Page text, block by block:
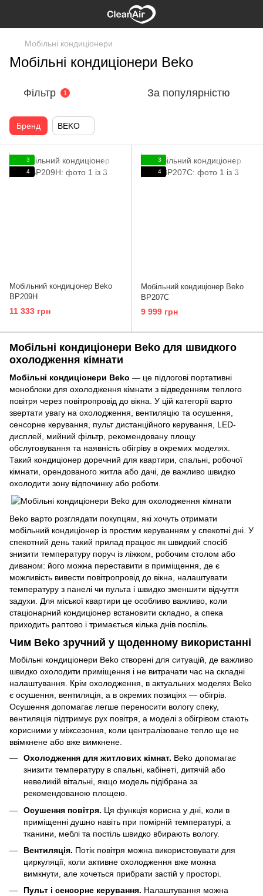
Мобільні кондиціонери
Мобільні кондиціонери Beko
Фільтр 1 За популярністю
Бренд BEKO
3
4
Мобільний кондиціонер Beko
BP209H
11 333 грн
3
4
Мобільний кондиціонер Beko
BP207C
9 999 грн
Мобільні кондиціонери Beko для швидкого
охолодження кімнати
Мобільні кондиціонери Beko — це підлогові портативні
моноблоки для охолодження кімнати з відведенням теплого
повітря через повітропровід до вікна. У цій категорії варто
звертати увагу на охолодження, вентиляцію та осушення,
сенсорне керування, пульт дистанційного керування, LED-
дисплей, мийний фільтр, рекомендовану площу
обслуговування та наявність обігріву в окремих моделях.
Такий кондиціонер доречний для квартири, спальні, робочої
кімнати, орендованого житла або дачі, де важливо швидко
охолодити зону відпочинку або роботи.
Beko варто розглядати покупцям, які хочуть отримати
мобільний кондиціонер із простим керуванням у спекотні дні. У
спекотний день такий прилад працює як швидкий спосіб
знизити температуру поруч із ліжком, робочим столом або
диваном: його можна переставити в приміщення, де є
можливість вивести повітропровід до вікна, налаштувати
температуру з панелі чи пульта і швидко зменшити відчуття
задухи. Для міської квартири це особливо важливо, коли
стаціонарний кондиціонер встановити складно, а спека
приходить раптово і тримається кілька днів поспіль.
Чим Beko зручний у щоденному використанні
Мобільні кондиціонери Beko створені для ситуацій, де важливо
швидко охолодити приміщення і не витрачати час на складні
налаштування. Крім охолодження, в актуальних моделях Beko
є осушення, вентиляція, а в окремих позиціях — обігрів.
Осушення допомагає легше переносити вологу спеку,
вентиляція підтримує рух повітря, а моделі з обігрівом стають
корисними у міжсезоння, коли централізоване тепло ще не
ввімкнене або вже вимкнене.
Охолодження для житлових кімнат. Beko допомагає
знизити температуру в спальні, кабінеті, дитячій або
невеликій вітальні, якщо модель підібрана за
рекомендованою площею.
Осушення повітря. Ця функція корисна у дні, коли в
приміщенні душно навіть при помірній температурі, а
тканини, меблі та постіль швидко вбирають вологу.
Вентиляція. Потік повітря можна використовувати для
циркуляції, коли активне охолодження вже можна
вимкнути, але хочеться прибрати застій у просторі.
Пульт і сенсорне керування. Налаштування можна